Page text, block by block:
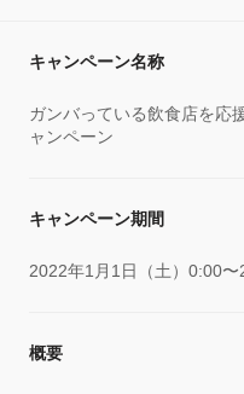
キャンペーン名称
ガンバっている飲食店を応
ャンペーン
キャンペーン期間
2022年1月1日（土）0:00
概要